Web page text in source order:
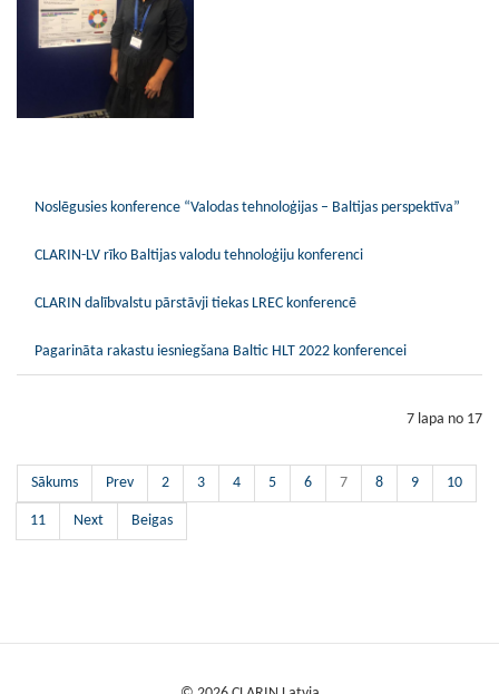
Noslēgusies konference “Valodas tehnoloģijas – Baltijas perspektīva”
CLARIN-LV rīko Baltijas valodu tehnoloģiju konferenci
CLARIN dalībvalstu pārstāvji tiekas LREC konferencē
Pagarināta rakastu iesniegšana Baltic HLT 2022 konferencei
7 lapa no 17
Sākums Prev 2 3 4 5 6 7 8 9 10
11 Next Beigas